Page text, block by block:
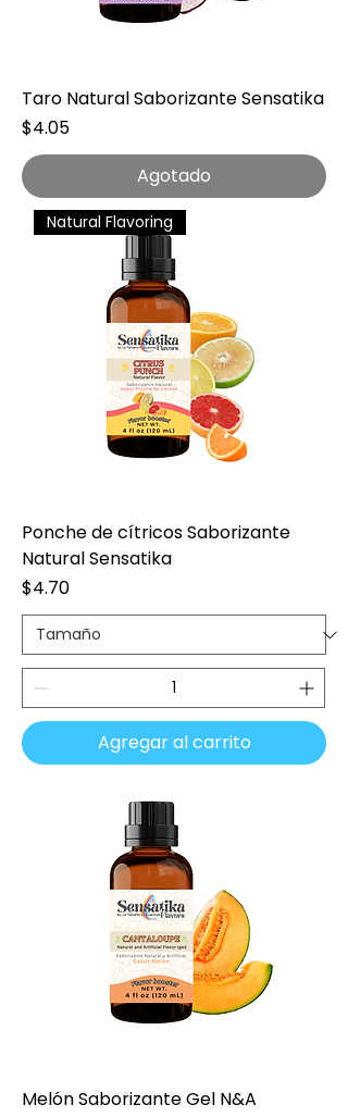
Taro Natural Saborizante Sensatika
Precio
$4.05
Agotado
Natural Flavoring
Ponche de cítricos Saborizante
Natural Sensatika
Precio
$4.70
Agregar al carrito
Melón Saborizante Gel N&A